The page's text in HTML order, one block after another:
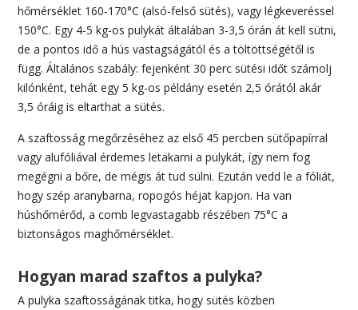
hőmérséklet 160-170°C (alsó-felső sütés), vagy légkeveréssel
150°C. Egy 4-5 kg-os pulykát általában 3-3,5 órán át kell sütni,
de a pontos idő a hús vastagságától és a töltöttségétől is
függ. Általános szabály: fejenként 30 perc sütési időt számolj
kilónként, tehát egy 5 kg-os példány esetén 2,5 órától akár
3,5 óráig is eltarthat a sütés.
A szaftosság megőrzéséhez az első 45 percben sütőpapírral
vagy alufóliával érdemes letakarni a pulykát, így nem fog
megégni a bőre, de mégis át tud sülni. Ezután vedd le a fóliát,
hogy szép aranybarna, ropogós héjat kapjon. Ha van
húshőmérőd, a comb legvastagabb részében 75°C a
biztonságos maghőmérséklet.
Hogyan marad szaftos a pulyka?
A pulyka szaftosságának titka, hogy sütés közben